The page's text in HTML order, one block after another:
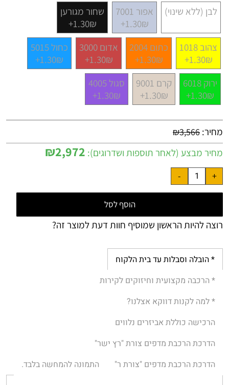
לבן (ללא שינוי)
אפור 7001
1.30₪+
שחור מגורען
1.30₪+
צהוב 1018
1.30₪+
כתום 2004
1.30₪+
אדום 3000
1.30₪+
כחול 5015
1.30₪+
ירוק 6018
1.30₪+
קרם 9001
1.30₪+
סגול 4005
1.30₪+
מחיר: ₪3,566
מחיר מבצע (לאחר תוספות ושדרוגים): ₪2,972
הוסף לסל
רוצה להיות הראשון שמוסיף חוות דעת למוצר זה?
* הובלה וסבלות עד בית הלקוח
* הרכבה מקצועית וחיזוקים לקירות
* למה לקנות דווקא אצלנו?
הרכישה כוללת אביזרים נלווים
הדרכת הרכבת מדפים צורת "רץ ישר"
הדרכת הרכבת מדפים "צורת ר"
התמונה להמחשה בלבד.